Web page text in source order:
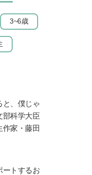
3~6歳
と、僕じゃ
部科学大臣
作家・藤田
ートするお